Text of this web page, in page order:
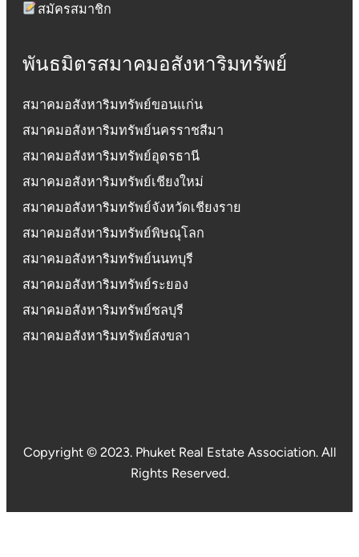
สมัครสมาชิก
พันธมิตรสมาคมอสังหาริมทรัพย์
สมาคมอสังหาริมทรัพย์ขอนแก่น
สมาคมอสังหาริมทรัพย์นครราชสีมา
สมาคมอสังหาริมทรัพย์อุดรธานี
สมาคมอสังหาริมทรัพย์เชียงใหม่
สมาคมอสังหาริมทรัพย์จังหวัดเชียงราย
สมาคมอสังหาริมทรัพย์พิษณุโลก
สมาคมอสังหาริมทรัพย์นนทบุรี
สมาคมอสังหาริมทรัพย์ระยอง
สมาคมอสังหาริมทรัพย์ชลบุรี
สมาคมอสังหาริมทรัพย์สงขลา
Copyright © 2023. Phuket Real Estate Association. All
Rights Reserved.